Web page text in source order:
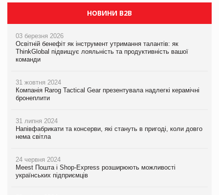
НОВИНИ B2B
03 березня 2026
Освітній бенефіт як інструмент утримання талантів: як
ThinkGlobal підвищує лояльність та продуктивність вашої
команди
31 жовтня 2024
Компанія Rarog Tactical Gear презентувала надлегкі керамічні
бронеплити
31 липня 2024
Напівфабрикати та консерви, які стануть в пригоді, коли довго
нема світла
24 червня 2024
Meest Пошта і Shop-Express розширюють можливості
українських підприємців